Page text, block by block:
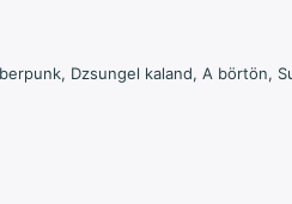
Dzsungel kaland, A börtön,